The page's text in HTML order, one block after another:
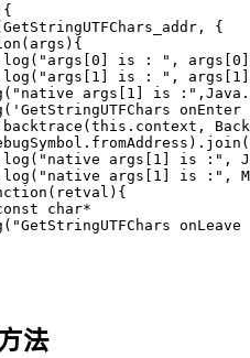
{
is : ",
is : ",
args[1] is
onEnter
args[1] is :",
args[1] is :",
char*
法